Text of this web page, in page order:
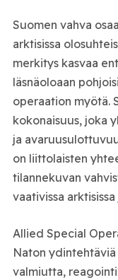
Suomen vahva
arktisissa
merkitys kasvaa
läsnäoloaan
operaation myötä.
kokonaisuus, joka
ja
on liittolaisten
tilannekuvan
vaativissa
Allied Special
Naton
valmiutta,